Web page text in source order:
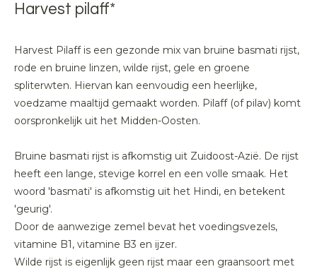
Harvest pilaff*
Harvest Pilaff is een gezonde mix van bruine basmati rijst,
rode en bruine linzen, wilde rijst, gele en groene
spliterwten. Hiervan kan eenvoudig een heerlijke,
voedzame maaltijd gemaakt worden. Pilaff (of pilav) komt
oorspronkelijk uit het Midden-Oosten.
Bruine basmati rijst is afkomstig uit Zuidoost-Azië. De rijst
heeft een lange, stevige korrel en een volle smaak. Het
woord 'basmati' is afkomstig uit het Hindi, en betekent
'geurig'.
Door de aanwezige zemel bevat het voedingsvezels,
vitamine B1, vitamine B3 en ijzer.
Wilde rijst is eigenlijk geen rijst maar een graansoort met